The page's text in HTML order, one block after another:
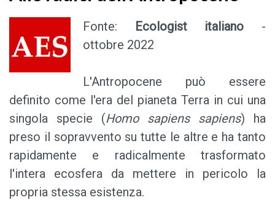
Fonte: Ecologist italiano -
ottobre 2022
L'Antropocene può essere
definito come l'era del pianeta Terra in cui una
singola specie (Homo sapiens sapiens) ha
preso il sopravvento su tutte le altre e ha tanto
rapidamente e radicalmente trasformato
l'intera ecosfera da mettere in pericolo la
propria stessa esistenza.